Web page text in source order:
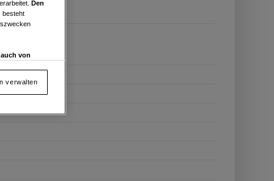
Den
besteht
von
oder Zugriff
verwalten